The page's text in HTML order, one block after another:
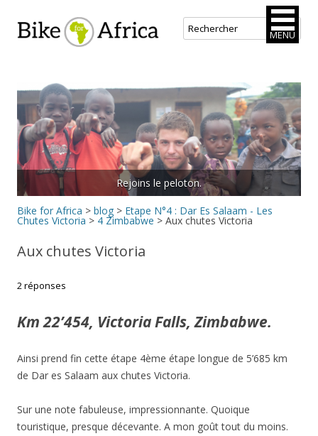
Bike for Africa
contenu
principal
Rejoins le peloton.
Bike for Africa > blog > Etape N°4 : Dar Es Salaam - Les
Chutes Victoria > 4 Zimbabwe > Aux chutes Victoria
Aux chutes Victoria
2 réponses
Km 22’454, Victoria Falls, Zimbabwe.
Ainsi prend fin cette étape 4ème étape longue de 5’685 km
de Dar es Salaam aux chutes Victoria.
Sur une note fabuleuse, impressionnante. Quoique
touristique, presque décevante. A mon goût tout du moins.
MENU